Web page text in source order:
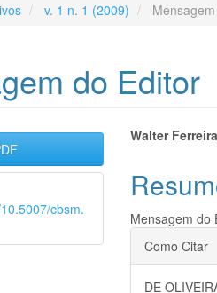
v. 1 n. 1 (2009)
do Editor
cbsm.
do
artigo
Walter
Mensagem do
Detalhes
do
Como Citar
DE